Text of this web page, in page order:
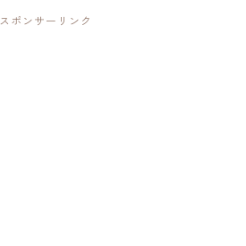
スポンサーリンク